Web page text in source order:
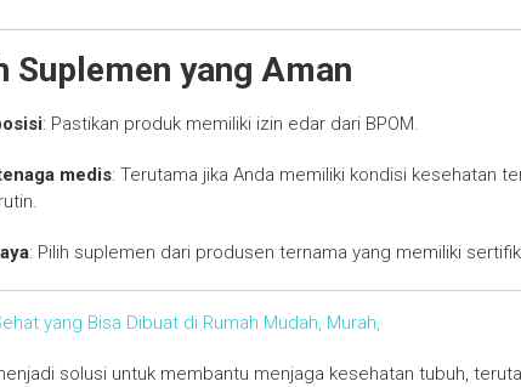
Suplemen yang Aman
: Pastikan produk memiliki izin edar dari BPOM.
medis: Terutama jika Anda memiliki kondisi kesehatan
: Pilih suplemen dari produsen ternama yang memiliki
yang Bisa Dibuat di Rumah Mudah, Murah,
solusi untuk membantu menjaga kesehatan tubuh,